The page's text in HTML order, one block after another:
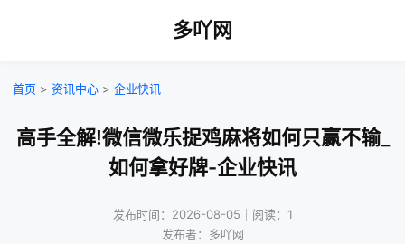
多吖网
首页 > 资讯中心 > 企业快讯
高手全解!微信微乐捉鸡麻将如何只赢不输_
如何拿好牌-企业快讯
发布时间：2026-08-05｜阅读：1
发布者：多吖网